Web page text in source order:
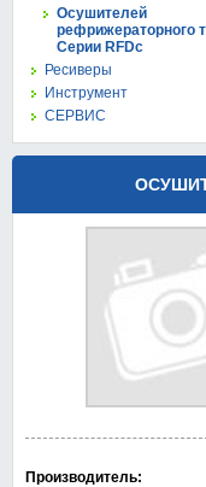
Осушителей
рефрижераторного
Серии RFDc
Ресиверы
Инструмент
СЕРВИС
Производитель: